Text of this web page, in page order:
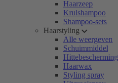
Haarzeep
Krulshampoo
Shampoo-sets
Haarstyling
Alle weergeven
Schuimmiddel
Hittebescherming
Haarwax
Styling spray